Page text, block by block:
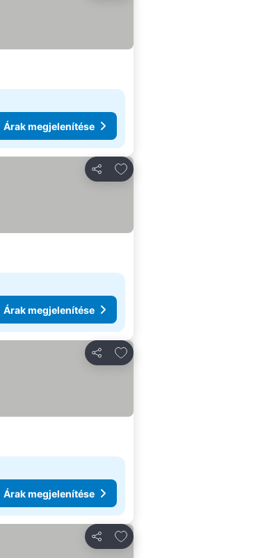
Árak megjelenítése
Megosztás
Hozzáadás a kedvencekhez
Árak megjelenítése
Megosztás
Hozzáadás a kedvencekhez
Árak megjelenítése
Megosztás
Hozzáadás a kedvencekhez